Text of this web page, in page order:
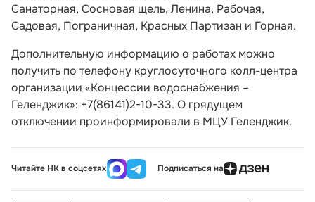
Санаторная, Сосновая щель, Ленина, Рабочая,
Садовая, Пограничная, Красных Партизан и Горная.
Дополнительную информацию о работах можно
получить по телефону круглосуточного колл-центра
организации «Концессии водоснабжения –
Геленджик»: +7(86141)2-10-33. О грядущем
отключении проинформировали в МЦУ Геленджик.
Читайте НК в соцсетях Подписаться на